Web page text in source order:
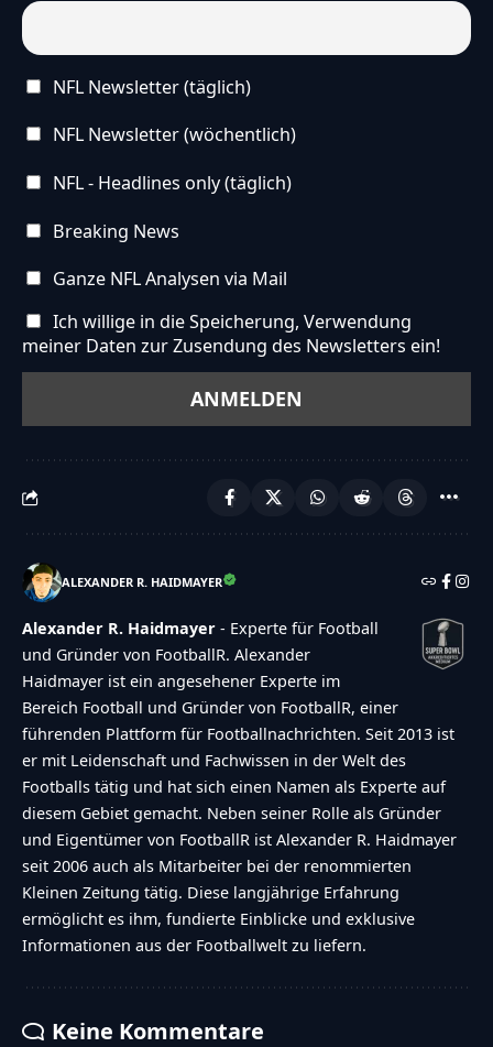
NFL Newsletter (täglich)
NFL Newsletter (wöchentlich)
NFL - Headlines only (täglich)
Breaking News
Ganze NFL Analysen via Mail
Ich willige in die Speicherung, Verwendung
meiner Daten zur Zusendung des Newsletters ein!
ALEXANDER R. HAIDMAYER
Alexander R. Haidmayer - Experte für Football
und Gründer von FootballR. Alexander
Haidmayer ist ein angesehener Experte im
Bereich Football und Gründer von FootballR, einer
führenden Plattform für Footballnachrichten. Seit 2013 ist
er mit Leidenschaft und Fachwissen in der Welt des
Footballs tätig und hat sich einen Namen als Experte auf
diesem Gebiet gemacht. Neben seiner Rolle als Gründer
und Eigentümer von FootballR ist Alexander R. Haidmayer
seit 2006 auch als Mitarbeiter bei der renommierten
Kleinen Zeitung tätig. Diese langjährige Erfahrung
ermöglicht es ihm, fundierte Einblicke und exklusive
Informationen aus der Footballwelt zu liefern.
Keine Kommentare